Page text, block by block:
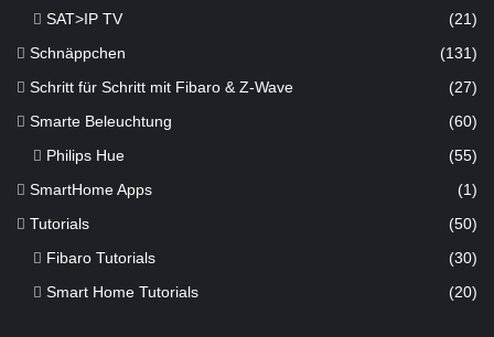
SAT>IP TV
(21)
Schnäppchen (131)
Schritt für Schritt mit Fibaro & Z-Wave (27)
Smarte Beleuchtung (60)
Philips Hue (55)
SmartHome Apps (1)
Tutorials (50)
Fibaro Tutorials
(30)
Smart Home Tutorials
(20)